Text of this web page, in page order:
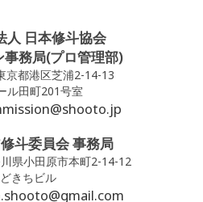
人 日本修斗協会
事務局(プロ管理部)
京都港区芝浦2-14-13
ル田町201号室
斗委員会 事務局
県小田原市本町2-14-12
きちビル